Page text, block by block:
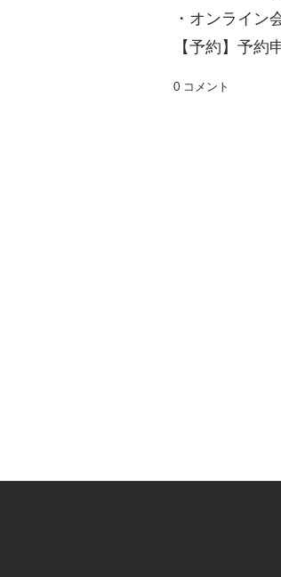
・オンライン
【予約】予約
0 コメント